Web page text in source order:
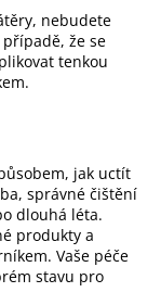
nebudete
že se
tenkou
jak uctít
správné čištění
dlouhá léta.
produkty a
Vaše péče
stavu pro